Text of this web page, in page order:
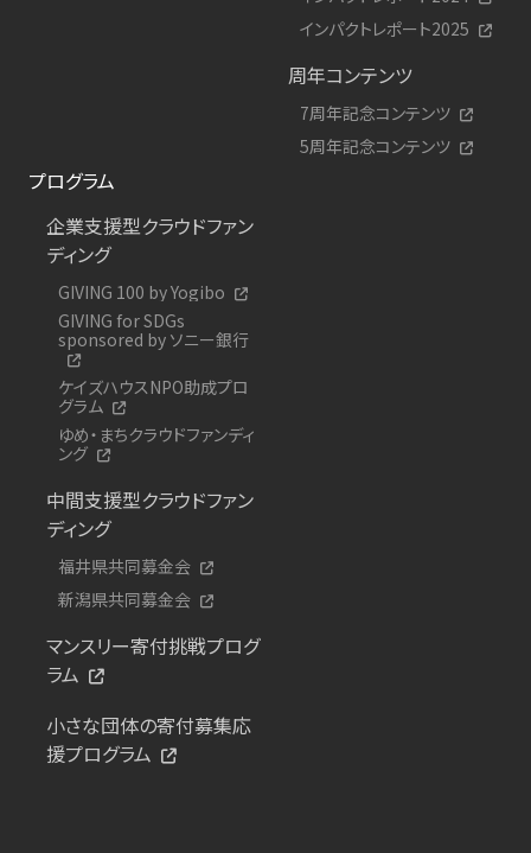
インパクトレポート2025
周年コンテンツ
7周年記念コンテンツ
5周年記念コンテンツ
プログラム
企業支援型クラウドファン
ディング
GIVING 100 by Yogibo
GIVING for SDGs
sponsored by ソニー銀行
ケイズハウスNPO助成プロ
グラム
ゆめ・まちクラウドファンディ
ング
中間支援型クラウドファン
ディング
福井県共同募金会
新潟県共同募金会
マンスリー寄付挑戦プログ
ラム
小さな団体の寄付募集応
援プログラム